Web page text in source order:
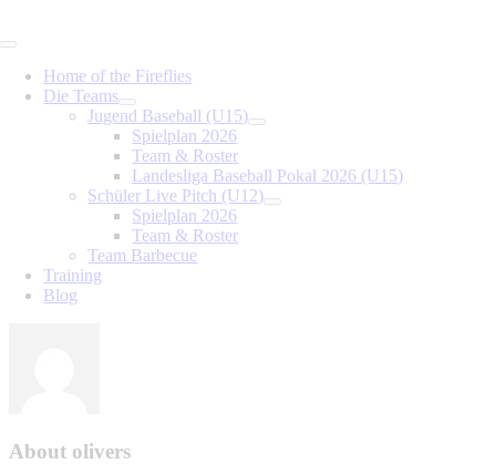
to
Toggle
NavigationHome of the Fireflies
Die Teams
Jugend Baseball (U15)
Spielplan 2026
Team & Roster
Landesliga Baseball Pokal 2026 (U15)
Schüler Live Pitch (U12)
Spielplan 2026
Team & Roster
Team Barbecue
Training
Blog
About olivers